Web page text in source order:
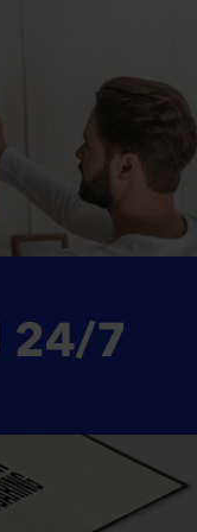
24/7